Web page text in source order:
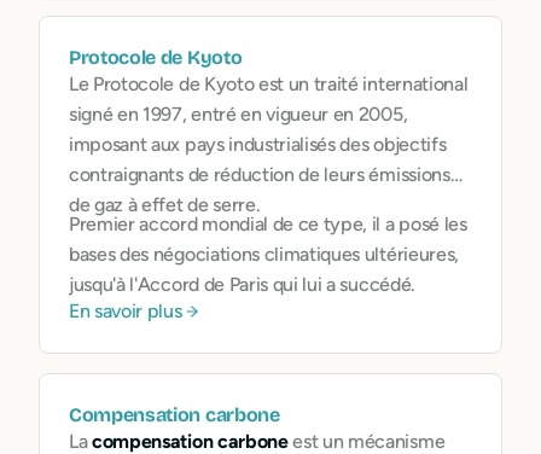
Protocole de Kyoto
Le Protocole de Kyoto est un traité international
signé en 1997, entré en vigueur en 2005,
imposant aux pays industrialisés des objectifs
contraignants de réduction de leurs émissions
de gaz à effet de serre.
Premier accord mondial de ce type, il a posé les
bases des négociations climatiques ultérieures,
jusqu'à l'Accord de Paris qui lui a succédé.
En savoir plus
Compensation carbone
Lacompensation carboneest un mécanisme